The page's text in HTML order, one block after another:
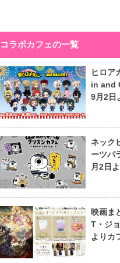
コラボカフェの一覧
ヒロア
in and
9月2日
ネック
ーツパ
月2日
映画ま
T・ジ
よりカ